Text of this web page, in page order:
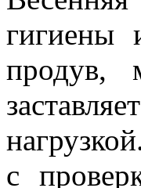
гигиены
продув,
с